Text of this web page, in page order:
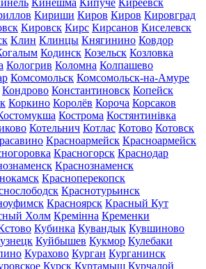
Кинешма Кипуче Киреевск
Кириши Киров Киров Кировград
Кировск Кирс Кирсанов Киселевск
Клин Клинцы Княгинино Ковдор
Кодинск Козельск Козловка
Кологрив Коломна Колпашево
Комсомольск Комсомольск-на-Амуре
Кондрово Константиновск Копейск
Коркино Королёв Короча Корсаков
Кострома Костянтинівка
Котельнич Котлас Котово Котовск
Красноармейск Красноармейск
Красногорск Краснодар
Краснознаменск
Красноперекопск
Краснотурьинск
Красноярск Красный Кут
Холм Кремінна Кременки
Кубинка Кувандык Кувшиново
Куйбышев Кукмор Кулебаки
Курахово Курган Курганинск
Курск Куртамыш Курчалой